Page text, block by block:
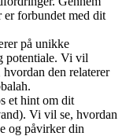
er forbundet med dit
på unikke
potentiale. Vi vil
den relaterer
et hint om dit
Vi vil se, hvordan
og påvirker din